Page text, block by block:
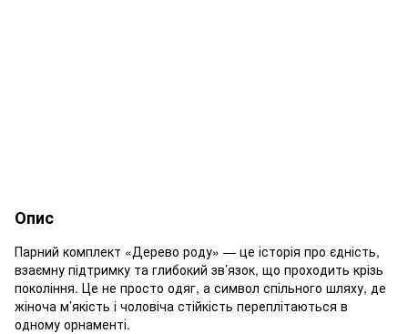
Опис
Парний комплект «Дерево роду» — це історія про єдність,
взаємну підтримку та глибокий зв’язок, що проходить крізь
покоління. Це не просто одяг, а символ спільного шляху, де
жіноча м’якість і чоловіча стійкість переплітаються в
одному орнаменті.